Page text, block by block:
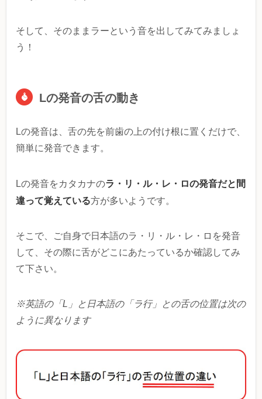
そして、そのままラーという音を出してみてみましょ
う！
Lの発音の舌の動き
Lの発音は、舌の先を前歯の上の付け根に置くだけで、
簡単に発音できます。
Lの発音をカタカナのラ・リ・ル・レ・ロの発音だと間
違って覚えている方が多いようです。
そこで、ご自身で日本語のラ・リ・ル・レ・ロを発音
して、その際に舌がどこにあたっているか確認してみ
て下さい。
※英語の「L」と日本語の「ラ行」との舌の位置は次の
ように異なります